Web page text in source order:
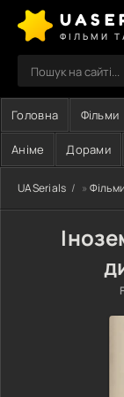
ФІЛЬМИ
Головна Фільми
Аніме Дорами
UASerials » Фільми